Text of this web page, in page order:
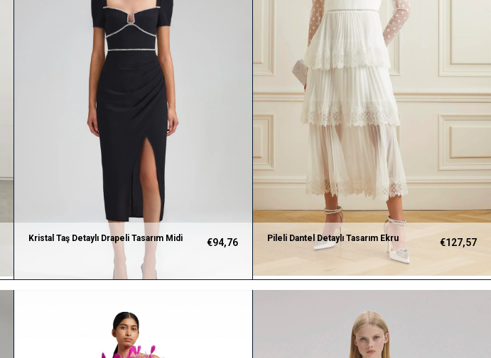
Kristal Taş Detaylı Drapeli Tasarım Midi
€94,76
Pileli Dantel Detaylı Tasarım Ekru
€127,57